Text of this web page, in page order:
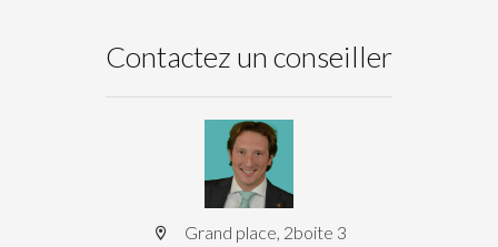
Contactez un conseiller
Grand place, 2boite 3